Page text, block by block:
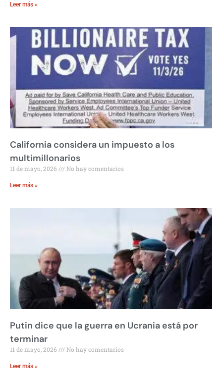
Leer más »
California considera un impuesto a los
multimillonarios
11 de mayo, 2026 No hay comentarios
Leer más »
Putin dice que la guerra en Ucrania está por
terminar
11 de mayo, 2026 No hay comentarios
Leer más »